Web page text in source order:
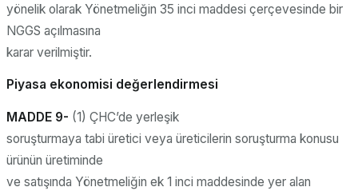
yönelik olarak Yönetmeliğin 35 inci maddesi çerçevesinde bir
NGGS açılmasına
karar verilmiştir.
Piyasa ekonomisi değerlendirmesi
MADDE 9- (1) ÇHC’de yerleşik
soruşturmaya tabi üretici veya üreticilerin soruşturma konusu
ürünün üretiminde
ve satışında Yönetmeliğin ek 1 inci maddesinde yer alan